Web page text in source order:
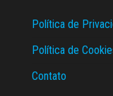
Política de
Política de
Contato